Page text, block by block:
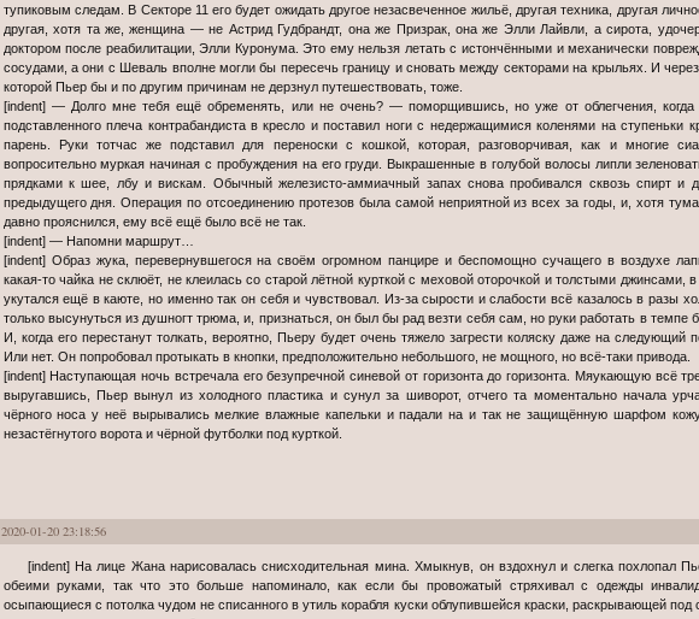
тупиковым следам. В Секторе 11 его будет ожидать другое незасвеченное жильё, другая техника, другая
другая, хотя та же, женщина — не Астрид Гудбрандт, она же Призрак, она же Элли Лайвли, а сирота,
доктором после реабилитации, Элли Куронума. Это ему нельзя летать с истончёнными и механически
сосудами, а они с Шеваль вполне могли бы пересечь границу и сновать между секторами на крыльях. И
которой Пьер бы и по другим причинам не дерзнул путешествовать, тоже.
[indent] — Долго мне тебя ещё обременять, или не очень? — поморщившись, но уже от облегчения, когда
подставленного плеча контрабандиста в кресло и поставил ноги с недержащимися коленями на ступеньки
парень. Руки тотчас же подставил для переноски с кошкой, которая, разговорчивая, как и многие
вопросительно муркая начиная с пробуждения на его груди. Выкрашенные в голубой волосы липли
прядками к шее, лбу и вискам. Обычный железисто-аммиачный запах снова пробивался сквозь спирт и
предыдущего дня. Операция по отсоединению протезов была самой неприятной из всех за годы, и, хотя
давно прояснился, ему всё ещё было всё не так.
[indent] — Напомни маршрут…
[indent] Образ жука, перевернувшегося на своём огромном панцире и беспомощно сучащего в воздухе
какая-то чайка не склюёт, не клеилась со старой лётной курткой с меховой оторочкой и толстыми джинсами,
укутался ещё в каюте, но именно так он себя и чувствовал. Из-за сырости и слабости всё казалось в разы
только высунуться из душногт трюма, и, признаться, он был бы рад везти себя сам, но руки работать в темпе
И, когда его перестанут толкать, вероятно, Пьеру будет очень тяжело загрести коляску даже на следующий
Или нет. Он попробовал протыкать в кнопки, предположительно небольшого, не мощного, но всё-таки привода.
[indent] Наступающая ночь встречала его безупречной синевой от горизонта до горизонта. Мяукающую всё
выругавшись, Пьер вынул из холодного пластика и сунул за шиворот, отчего та моментально начала
чёрного носа у неё вырывались мелкие влажные капельки и падали на и так не защищённую шарфом
незастёгнутого ворота и чёрной футболки под курткой.
2020-01-20 23:18:56
[indent] На лице Жана нарисовалась снисходительная мина. Хмыкнув, он вздохнул и слегка похлопал Пьера по плечам
обеими руками, так что это больше напоминало, как если бы провожатый стряхивал с одежды
осыпающиеся с потолка чудом не списанного в утиль корабля куски облупившейся краски, раскрывающей под